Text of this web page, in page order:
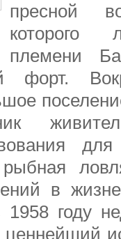
пресной
которого
племени
форт.
в
1958 году